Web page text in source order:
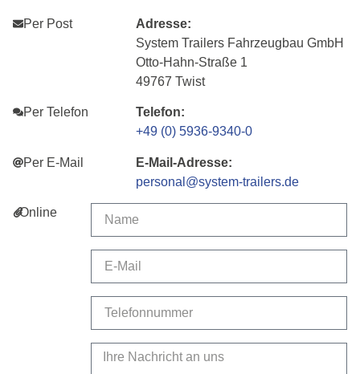
Per Post
Adresse:
System Trailers Fahrzeugbau GmbH
Otto-Hahn-Straße 1
49767 Twist
Per Telefon
Telefon:
+49 (0) 5936-9340-0
Per E-Mail
E-Mail-Adresse:
personal@system-trailers.de
Online